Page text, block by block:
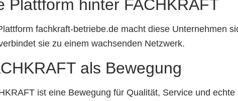
Plattform hinter FACHKRAFT
fachkraft-betriebe.de macht diese Unternehmen
sie zu einem wachsenden Netzwerk.
als Bewegung
ist eine Bewegung für Qualität, Service und echte